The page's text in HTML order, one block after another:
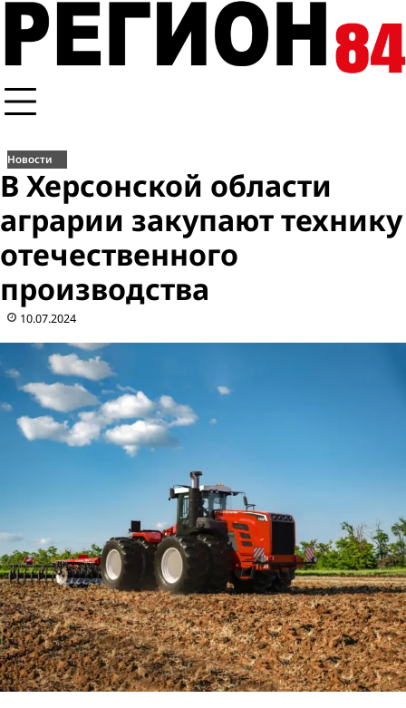
Перейти
содержимому
Новости
В Херсонской области
аграрии закупают технику
отечественного
производства
10.07.2024